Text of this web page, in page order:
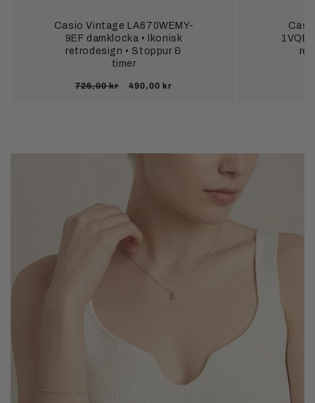
Casio Vintage LA670WEMY-
9EF damklocka • Ikonisk
retrodesign • Stoppur &
timer
Ordinarie
726,00 kr Försäljningspris
490,00 kr